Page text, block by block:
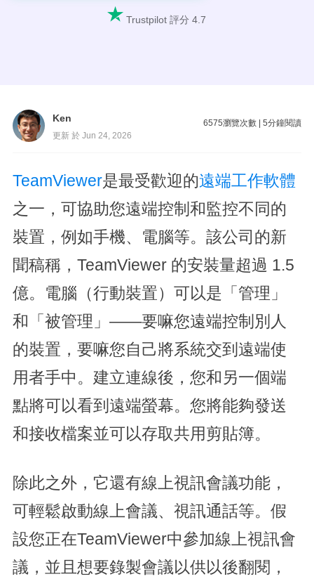
 Trustpilot 評分 4.7
Ken
更新 於 Jun 24, 2026
6575瀏覽次數 |5分鐘閱讀
TeamViewer是最受歡迎的遠端工作軟體
之一，可協助您遠端控制和監控不同的
裝置，例如手機、電腦等。該公司的新
聞稿稱，TeamViewer 的安裝量超過 1.5
億。電腦（行動裝置）可以是「管理」
和「被管理」——要嘛您遠端控制別人
的裝置，要嘛您自己將系統交到遠端使
用者手中。建立連線後，您和另一個端
點將可以看到遠端螢幕。您將能夠發送
和接收檔案並可以存取共用剪貼簿。
除此之外，它還有線上視訊會議功能，
可輕鬆啟動線上會議、視訊通話等。假
設您正在TeamViewer中參加線上視訊會
議，並且想要錄製會議以供以後翻閱，